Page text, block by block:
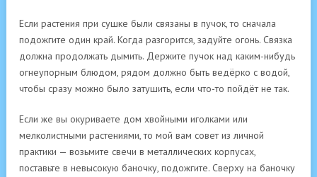
Если растения при сушке были связаны в пу­чок, то сначала
подожгите один край. Когда разгорится, задуйте огонь. Связ­ка
должна продолжать дымить. Дер­жите пучок над каким-нибудь
огне­упорным блюдом, рядом должно быть ведёрко с водой,
чтобы сразу можно было затушить, если что-то пойдёт не так.
Если же вы окуриваете дом хвойными иголками или
мелколистными рас­тениями, то мой вам совет из личной
практики — возьмите свечи в металлических кор­пусах,
поставьте в невысокую баноч­ку, подожгите. Сверху на баночку